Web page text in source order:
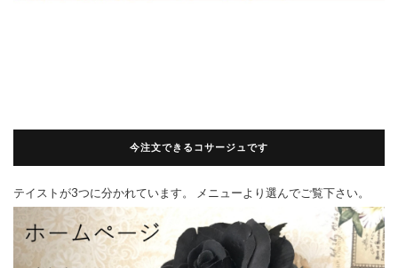
今注文できるコサージュです
テイストが3つに分かれています。 メニューより選んでご覧下さい。